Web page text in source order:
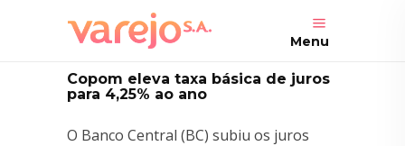
Menu
Copom eleva taxa básica de juros
para 4,25% ao ano
O Banco Central (BC) subiu os juros